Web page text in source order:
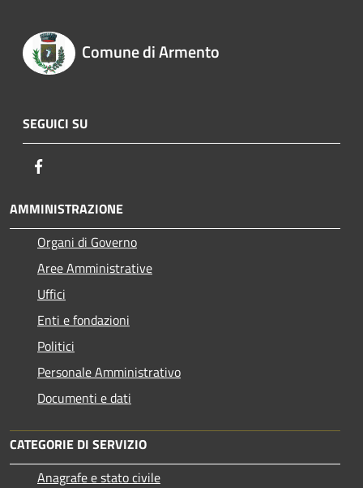
Comune di Armento
SEGUICI SU
AMMINISTRAZIONE
Organi di Governo
Aree Amministrative
Uffici
Enti e fondazioni
Politici
Personale Amministrativo
Documenti e dati
CATEGORIE DI SERVIZIO
Anagrafe e stato civile